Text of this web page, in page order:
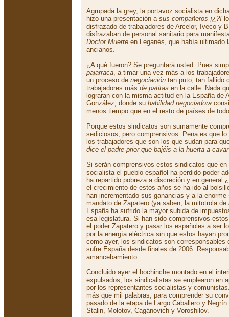
Agrupada la grey, la portavoz socialista en
hizo una presentación a sus compañeros ¡¿?!
disfrazado de trabajadores de Arcelor, Iveco y
disfrazaban de personal sanitario para
Doctor Muerte en Leganés, que había ultimado
ancianos.
¿A qué fueron? Se preguntará usted. Pues
pajarraca, a timar una vez más a los
un proceso de negociación tan puto, tan fallido
trabajadores más de patitas en la calle. Nada
lograran con la misma actitud en la España de
González, donde su habilidad negociadora
menos tiempo que en el resto de países de
Porque estos sindicatos son sumamente
sediciosos, pero comprensivos. Pena es que
los trabajadores que son los que sudan para
dice el padre prior que bajéis a la huerta a
Si serán comprensivos estos sindicatos que
socialista el pueblo español ha perdido poder
ha repartido pobreza a discreción y en general
el crecimiento de estos años se ha ido al
han incrementado sus ganancias y a la
mandato de Zapatero (ya saben, la mitotrola de
España ha sufrido la mayor subida de
esa legislatura. Si han sido comprensivos
el poder Zapatero y pasar los españoles a ser
por la energía eléctrica sin que estos hayan
como ayer, los sindicatos son corresponsables
sufre España desde finales de 2006.
amancebamiento.
Concluido ayer el bochinche montado en el
expulsados, los sindicalistas se emplearon en
por los representantes socialistas y
más que mil palabras, para comprender su
pasado de la etapa de Largo Caballero y
Stalin, Molotov, Cagánovich y Voroshilov.